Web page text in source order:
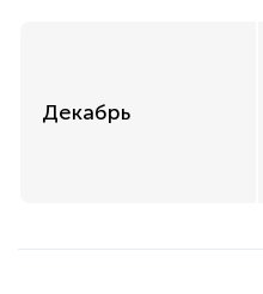
Декабрь